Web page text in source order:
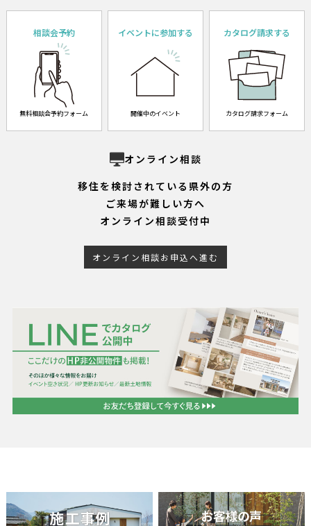
相談会予約
無料相談会予約フォーム
イベントに参加する
開催中のイベント
カタログ請求する
カタログ請求フォーム
オンライン相談
移住を検討されている県外の方
ご来場が難しい方へ
オンライン相談受付中
オンライン相談お申込へ進む